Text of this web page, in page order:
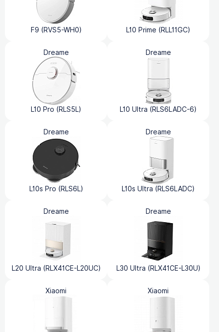
F9 (RVS5-WH0) L10 Prime (RLL11GC)
Dreame
L10 Pro (RLS5L)
Dreame
L10 Ultra (RLS6LADC-6)
Dreame
L10s Pro (RLS6L)
Dreame
L10s Ultra (RLS6LADC)
Dreame
L20 Ultra (RLX41CE-L20UC)
Dreame
L30 Ultra (RLX41CE-L30U)
Xiaomi Xiaomi